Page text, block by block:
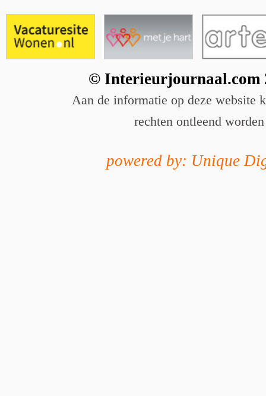
© Interieurjournaal.com
Aan de informatie op deze website
rechten ontleend worden
powered by: Unique